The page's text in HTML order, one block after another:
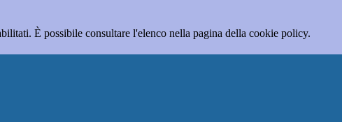
È possibile consultare l'elenco nella pagina della cookie policy.